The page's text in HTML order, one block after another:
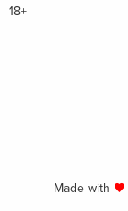
18+
Made with